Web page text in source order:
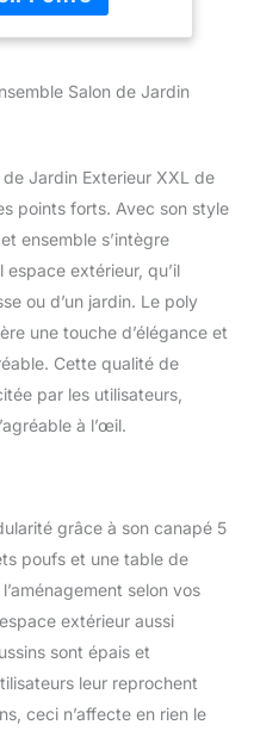
Mobilier de
pour
Terrasse
tressée,
adapté à
Son design
extérieur.
ce salon
une flexibilité sans
vous permettant
un espace
de détente.
et sa
répondent à
vos envies
vous en train
détendre sur de
coussins de 10
conçus
vous offrir un
maximal. Chaque
de jardin extérieur
une expérience
Salon de Jardin
de Jardin Exterieur XXL de
points forts. Avec son style
ensemble s’intègre
extérieur, qu’il
ou d’un jardin. Le poly
une touche d’élégance et
Cette qualité de
par les utilisateurs,
à l’œil.
grâce à son canapé 5
poufs et une table de
selon vos
extérieur aussi
sont épais et
leur reprochent
ceci n’affecte en rien le